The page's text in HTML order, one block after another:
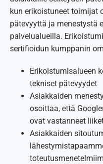
kun erikoistuneet toimijat
pätevyyttä ja menestystä
palvelualueilla.
sertifioidun kumppanin
Erikoistumisalueen
tekniset pätevyydet
Asiakkaiden
osoittaa, että
ovat vastanneet
Asiakkaiden